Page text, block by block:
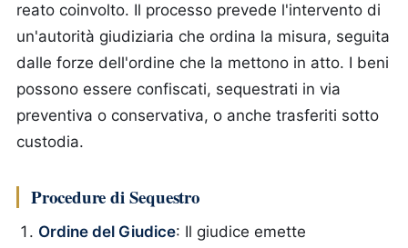
reato coinvolto. Il processo prevede l'intervento di
un'autorità giudiziaria che ordina la misura, seguita
dalle forze dell'ordine che la mettono in atto. I beni
possono essere confiscati, sequestrati in via
preventiva o conservativa, o anche trasferiti sotto
custodia.
Procedure di Sequestro
Ordine del Giudice: Il giudice emette